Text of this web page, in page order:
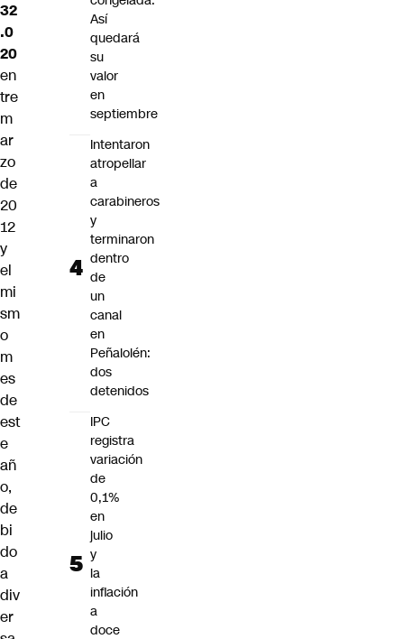
32
.0
20
en
tre
m
ar
zo
de
20
12
y
el
mi
sm
o
m
es
de
est
e
añ
o,
de
bi
do
a
div
er
Así
quedará
su
valor
en
septiembre
Intentaron
atropellar
a
carabineros
y
terminaron
dentro
de
un
canal
en
Peñalolén:
dos
detenidos
IPC
registra
variación
de
0,1%
en
julio
y
la
inflación
a
doce